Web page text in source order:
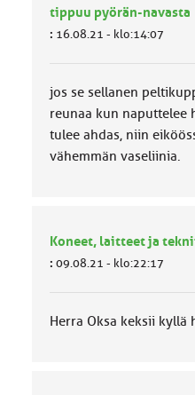
tippuu pyörän-navasta
: 16.08.21 - klo:14:07
jos se sellanen
reunaa kun naputtelee
tulee ahdas, niin
vähemmän vaseliinia.
Koneet, laitteet ja
: 09.08.21 - klo:22:17
Herra Oksa keksii